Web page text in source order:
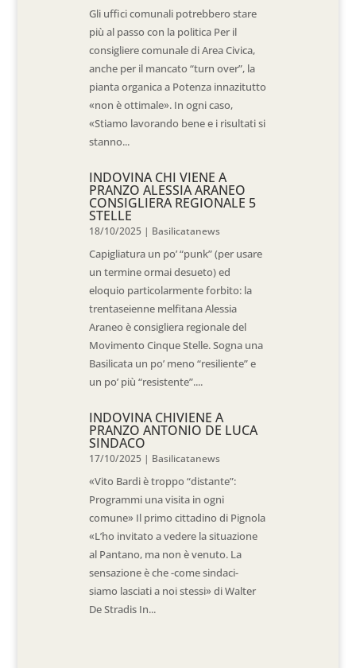
Gli uffici comunali potrebbero stare
più al passo con la politica Per il
consigliere comunale di Area Civica,
anche per il mancato “turn over”, la
pianta organica a Potenza innazitutto
«non è ottimale». In ogni caso,
«Stiamo lavorando bene e i risultati si
stanno...
INDOVINA CHI VIENE A
PRANZO ALESSIA ARANEO
CONSIGLIERA REGIONALE 5
STELLE
18/10/2025 | Basilicatanews
Capigliatura un po’ “punk” (per usare
un termine ormai desueto) ed
eloquio particolarmente forbito: la
trentaseienne melfitana Alessia
Araneo è consigliera regionale del
Movimento Cinque Stelle. Sogna una
Basilicata un po’ meno “resiliente” e
un po’ più “resistente”....
INDOVINA CHIVIENE A
PRANZO ANTONIO DE LUCA
SINDACO
17/10/2025 | Basilicatanews
«Vito Bardi è troppo “distante”:
Programmi una visita in ogni
comune» Il primo cittadino di Pignola
«L’ho invitato a vedere la situazione
al Pantano, ma non è venuto. La
sensazione è che -come sindaci-
siamo lasciati a noi stessi» di Walter
De Stradis In...